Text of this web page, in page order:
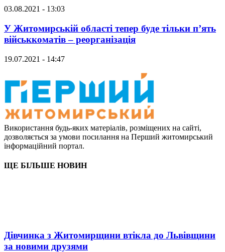
03.08.2021 - 13:03
У Житомирській області тепер буде тільки п’ять
військкоматів – реорганізація
19.07.2021 - 14:47
Використання будь-яких матеріалів, розміщених на сайті,
дозволяється за умови посилання на Перший житомирський
інформаційний портал.
ЩЕ БІЛЬШЕ НОВИН
Дівчинка з Житомирщини втікла до Львівщини
за новими друзями